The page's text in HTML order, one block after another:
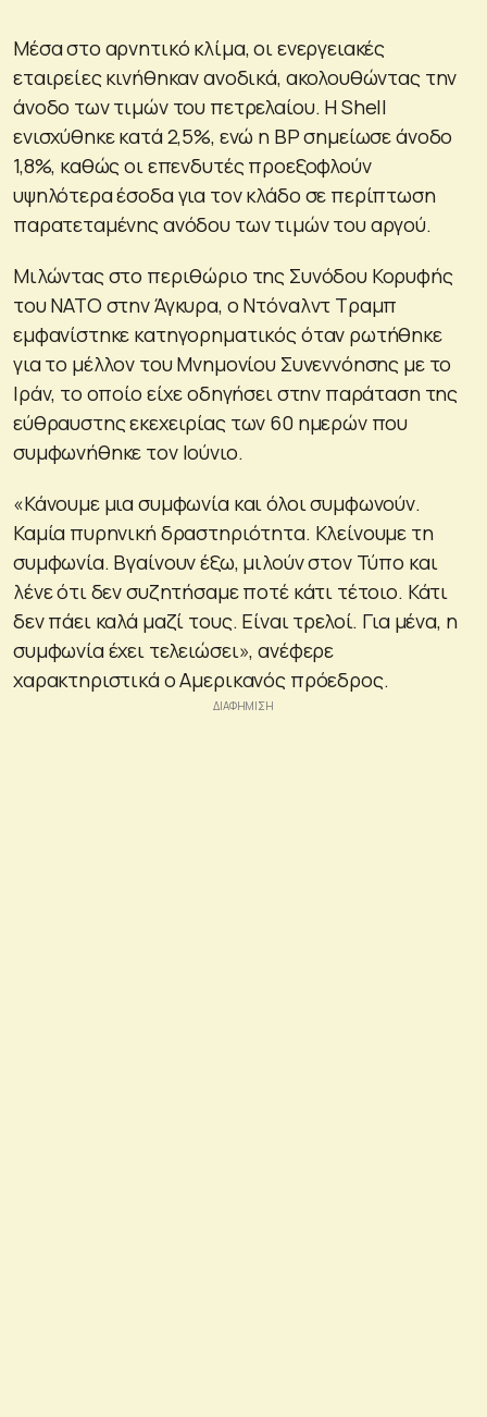
Μέσα στο αρνητικό κλίμα, οι ενεργειακές
εταιρείες κινήθηκαν ανοδικά, ακολουθώντας την
άνοδο των τιμών του πετρελαίου. Η Shell
ενισχύθηκε κατά 2,5%, ενώ η BP σημείωσε άνοδο
1,8%, καθώς οι επενδυτές προεξοφλούν
υψηλότερα έσοδα για τον κλάδο σε περίπτωση
παρατεταμένης ανόδου των τιμών του αργού.
Μιλώντας στο περιθώριο της Συνόδου Κορυφής
του ΝΑΤΟ στην Άγκυρα, ο Ντόναλντ Τραμπ
εμφανίστηκε κατηγορηματικός όταν ρωτήθηκε
για το μέλλον του Μνημονίου Συνεννόησης με το
Ιράν, το οποίο είχε οδηγήσει στην παράταση της
εύθραυστης εκεχειρίας των 60 ημερών που
συμφωνήθηκε τον Ιούνιο.
«Κάνουμε μια συμφωνία και όλοι συμφωνούν.
Καμία πυρηνική δραστηριότητα. Κλείνουμε τη
συμφωνία. Βγαίνουν έξω, μιλούν στον Τύπο και
λένε ότι δεν συζητήσαμε ποτέ κάτι τέτοιο. Κάτι
δεν πάει καλά μαζί τους. Είναι τρελοί. Για μένα, η
συμφωνία έχει τελειώσει», ανέφερε
χαρακτηριστικά ο Αμερικανός πρόεδρος.